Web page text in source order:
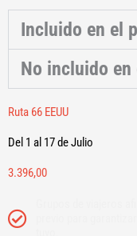
Incluido en el
No incluido
Ruta 66 EEUU
Del 1 al 17 de Julio
3.396,00